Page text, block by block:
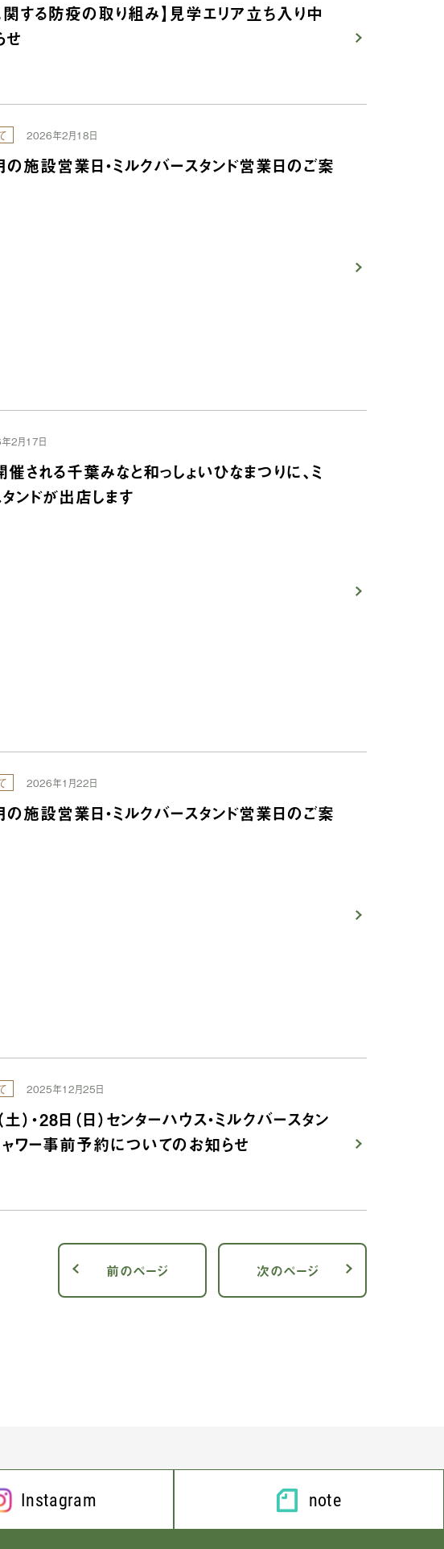
する防疫の取り組み】見学エリア立ち入り中
せ
2026年2月18日
施設営業日・ミルクバースタンド営業日のご案
2月17日
される千葉みなと和っしょいひなまつりに、ミ
ンドが出店します
2026年1月22日
施設営業日・ミルクバースタンド営業日のご案
2025年12月25日
）・28日（日）センターハウス・ミルクバースタン
ワー事前予約についてのお知らせ
前のページ 次のページ
Instagram note